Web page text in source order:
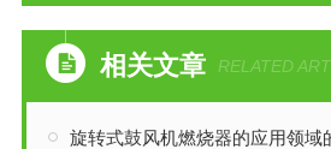
相关文章 RELATED
旋转式鼓风机燃烧器的应用领域